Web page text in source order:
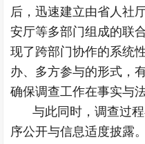
后，迅速建立由省人社
安厅等多部门组成的联
现了跨部门协作的系统
办、多方参与的形式，
确保调查工作在事实与
与此同时，调查过
序公开与信息适度披露